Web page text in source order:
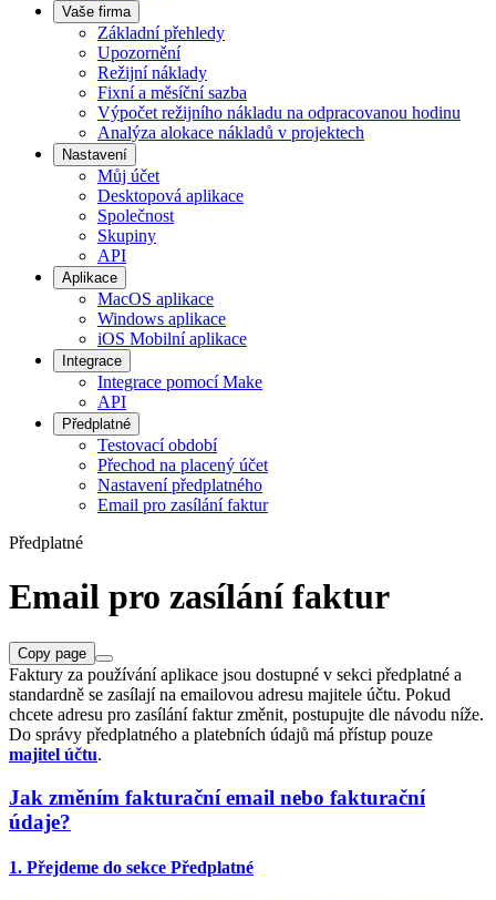
Vaše firma
Základní přehledy
Upozornění
Režijní náklady
Fixní a měsíční sazba
Výpočet režijního nákladu na odpracovanou hodinu
Analýza alokace nákladů v projektech
Nastavení
Můj účet
Desktopová aplikace
Společnost
Skupiny
API
Aplikace
MacOS aplikace
Windows aplikace
iOS Mobilní aplikace
Integrace
Integrace pomocí Make
API
Předplatné
Testovací období
Přechod na placený účet
Nastavení předplatného
Email pro zasílání faktur
Předplatné
Email pro zasílání faktur
Copy page
Faktury za používání aplikace jsou dostupné v sekci předplatné a
standardně se zasílají na emailovou adresu majitele účtu. Pokud
chcete adresu pro zasílání faktur změnit, postupujte dle návodu níže.
Do správy předplatného a platebních údajů má přístup pouze
majitel účtu.
Jak změním fakturační email nebo fakturační
údaje?
1. Přejdeme do sekce Předplatné